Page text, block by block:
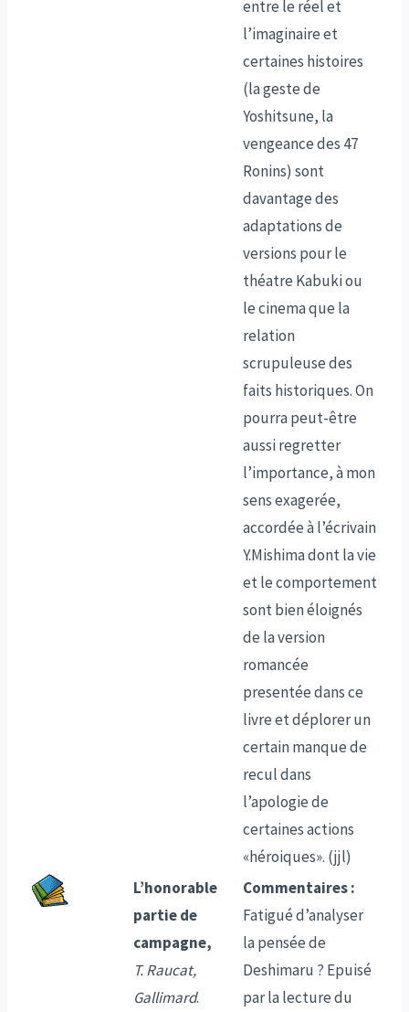
entre le réel et
l’imaginaire et
certaines histoires
(la geste de
Yoshitsune, la
vengeance des 47
Ronins) sont
davantage des
adaptations de
versions pour le
théatre Kabuki ou
le cinema que la
relation
scrupuleuse des
faits historiques. On
pourra peut-être
aussi regretter
l’importance, à mon
sens exagerée,
accordée à l’écrivain
Y.Mishima dont la vie
et le comportement
sont bien éloignés
de la version
romancée
presentée dans ce
livre et déplorer un
certain manque de
recul dans
l’apologie de
certaines actions
«héroiques». (jjl)
L’honorable
partie de
campagne,
T. Raucat,
Gallimard.
Commentaires :
Fatigué d’analyser
la pensée de
Deshimaru ? Epuisé
par la lecture du